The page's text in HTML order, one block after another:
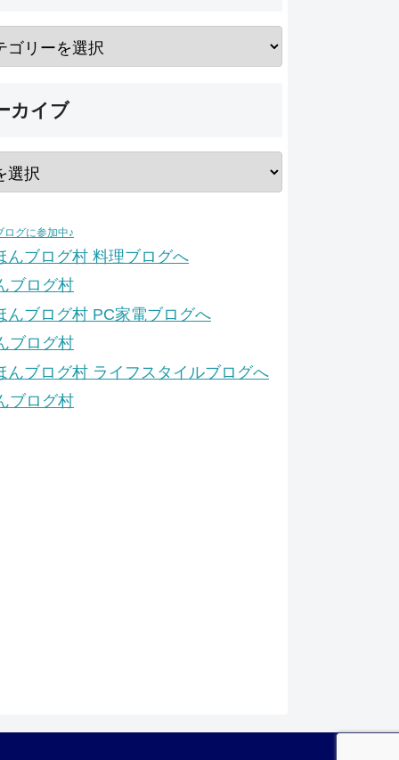
カイブ
ログに参加中♪
ブログ村
ブログ村
ブログ村